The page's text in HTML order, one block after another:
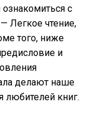
с
Легкое чтение,
того, ниже
и
делают наше
книг.